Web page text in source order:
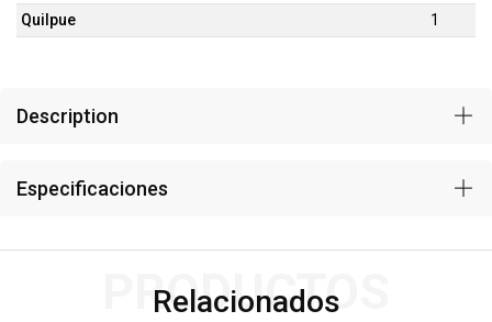
Quilpue
1
Description
Especificaciones
Relacionados
PRODUCTOS